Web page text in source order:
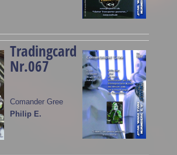
Tradingcard
Nr.067
Comander Gree
Philip E.